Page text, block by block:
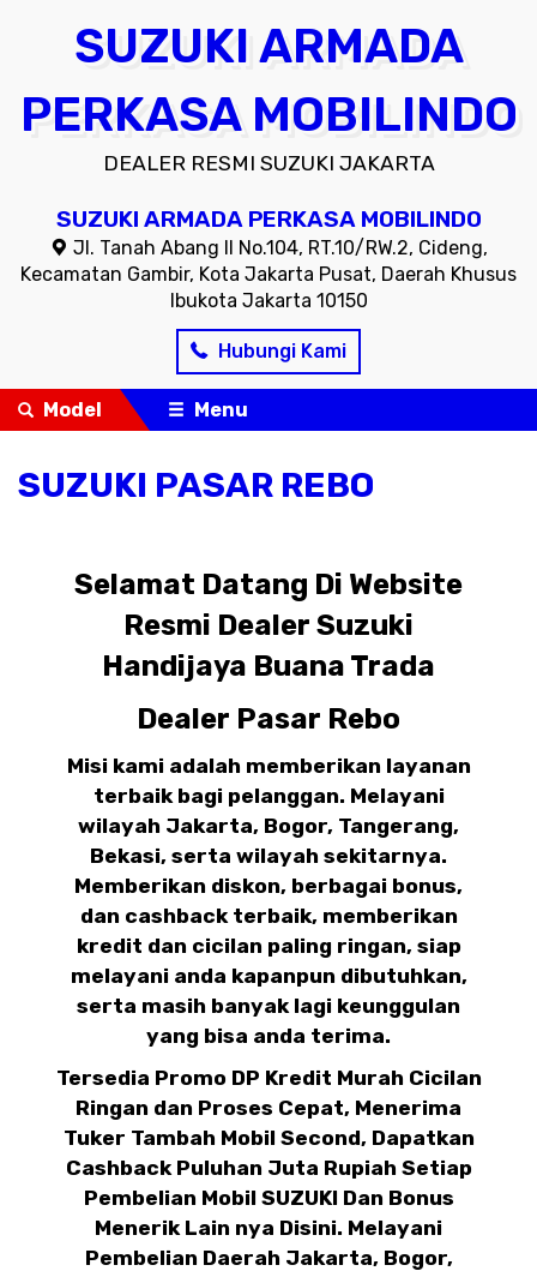
SUZUKI ARMADA
PERKASA MOBILINDO
DEALER RESMI SUZUKI JAKARTA
SUZUKI ARMADA PERKASA MOBILINDO
Jl. Tanah Abang II No.104, RT.10/RW.2, Cideng,
Kecamatan Gambir, Kota Jakarta Pusat, Daerah Khusus
Ibukota Jakarta 10150
Hubungi Kami
Model Menu
SUZUKI PASAR REBO
Selamat Datang Di Website
Resmi Dealer Suzuki
Handijaya Buana Trada
Dealer Pasar Rebo
Misi kami adalah memberikan layanan
terbaik bagi pelanggan. Melayani
wilayah Jakarta, Bogor, Tangerang,
Bekasi, serta wilayah sekitarnya.
Memberikan diskon, berbagai bonus,
dan cashback terbaik, memberikan
kredit dan cicilan paling ringan, siap
melayani anda kapanpun dibutuhkan,
serta masih banyak lagi keunggulan
yang bisa anda terima.
Tersedia Promo DP Kredit Murah Cicilan
Ringan dan Proses Cepat, Menerima
Tuker Tambah Mobil Second, Dapatkan
Cashback Puluhan Juta Rupiah Setiap
Pembelian Mobil SUZUKI Dan Bonus
Menerik Lain nya Disini. Melayani
Pembelian Daerah Jakarta, Bogor,